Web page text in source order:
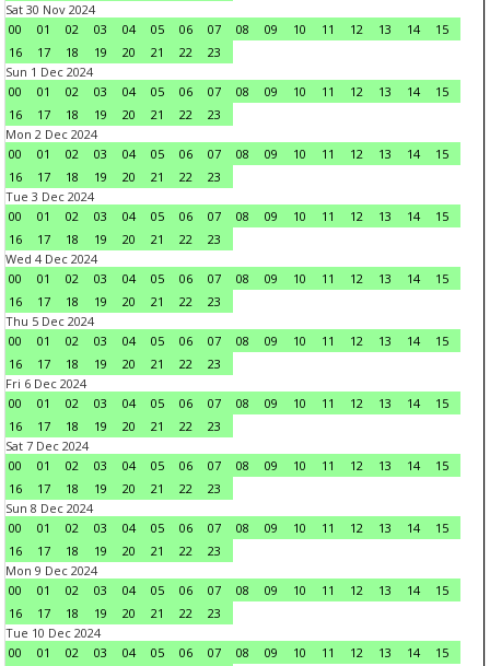
Sat 30 Nov 2024
00
01 02 03 04 05 06 07 08 09 10 11 12 13 14
15
16
17 18 19 20 21 22
23
Sun 1 Dec 2024
00
01 02 03 04 05 06 07 08 09 10 11 12 13 14
15
16
17 18 19 20 21 22
23
Mon 2 Dec 2024
00
01 02 03 04 05 06 07 08 09 10 11 12 13 14
15
16
17 18 19 20 21 22
23
Tue 3 Dec 2024
00
01 02 03 04 05 06 07 08 09 10 11 12 13 14
15
16
17 18 19 20 21 22
23
Wed 4 Dec 2024
00
01 02 03 04 05 06 07 08 09 10 11 12 13 14
15
16
17 18 19 20 21 22
23
Thu 5 Dec 2024
00
01 02 03 04 05 06 07 08 09 10 11 12 13 14
15
16
17 18 19 20 21 22
23
Fri 6 Dec 2024
00
01 02 03 04 05 06 07 08 09 10 11 12 13 14
15
16
17 18 19 20 21 22
23
Sat 7 Dec 2024
00
01 02 03 04 05 06 07 08 09 10 11 12 13 14
15
16
17 18 19 20 21 22
23
Sun 8 Dec 2024
00
01 02 03 04 05 06 07 08 09 10 11 12 13 14
15
16
17 18 19 20 21 22
23
Mon 9 Dec 2024
00
01 02 03 04 05 06 07 08 09 10 11 12 13 14
15
16
17 18 19 20 21 22
23
Tue 10 Dec 2024
00
01 02 03 04 05 06 07 08 09 10 11 12 13 14
15